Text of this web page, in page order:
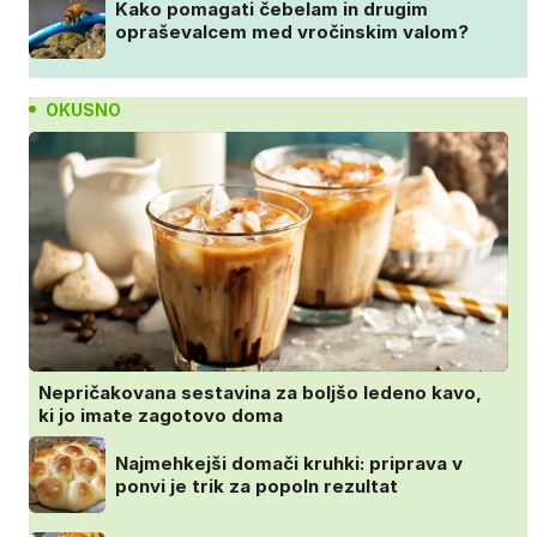
Kako pomagati čebelam in drugim
opraševalcem med vročinskim valom?
OKUSNO
Nepričakovana sestavina za boljšo ledeno kavo,
ki jo imate zagotovo doma
Najmehkejši domači kruhki: priprava v
ponvi je trik za popoln rezultat